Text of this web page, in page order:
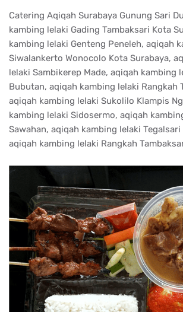
Catering Aqiqah Surabaya Gunung Sari
kambing lelaki Gading Tambaksari Kota
kambing lelaki Genteng Peneleh, aqiqah
Siwalankerto Wonocolo Kota Surabaya,
lelaki Sambikerep Made, aqiqah kambing
Bubutan, aqiqah kambing lelaki Rangkah
aqiqah kambing lelaki Sukolilo Klampis
kambing lelaki Sidosermo, aqiqah
Sawahan, aqiqah kambing lelaki Tegalsari
aqiqah kambing lelaki Rangkah